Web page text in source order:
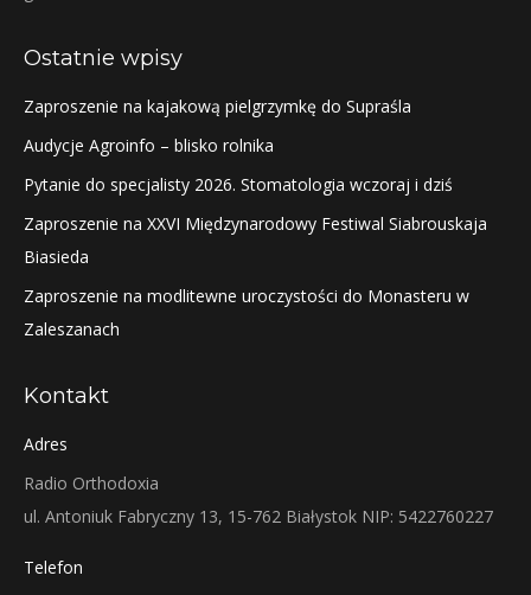
Ostatnie wpisy
Zaproszenie na kajakową pielgrzymkę do Supraśla
Audycje Agroinfo – blisko rolnika
Pytanie do specjalisty 2026. Stomatologia wczoraj i dziś
Zaproszenie na XXVI Międzynarodowy Festiwal Siabrouskaja
Biasieda
Zaproszenie na modlitewne uroczystości do Monasteru w
Zaleszanach
Kontakt
Adres
Radio Orthodoxia
ul. Antoniuk Fabryczny 13, 15-762 Białystok NIP: 5422760227
Telefon